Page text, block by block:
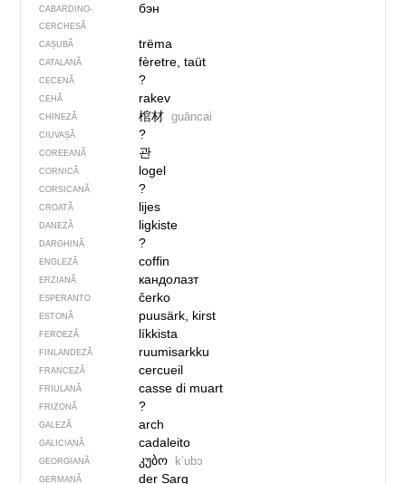
CABARDINO-
CERCHESĂ
бэн
CAȘUBĂ trëma
CATALANĂ fèretre, taüt
CECENĂ ?
CEHĂ rakev
CHINEZĂ 棺材 guāncai
CIUVAȘĂ ?
COREEANĂ 관
CORNICĂ logel
CORSICANĂ ?
CROATĂ lijes
DANEZĂ ligkiste
DARGHINĂ ?
ENGLEZĂ coffin
ERZIANĂ кандолазт
ESPERANTO ĉerko
ESTONĂ puusärk, kirst
FEROEZĂ líkkista
FINLANDEZĂ ruumisarkku
FRANCEZĂ cercueil
FRIULANĂ casse di muart
FRIZONĂ ?
GALEZĂ arch
GALICIANĂ cadaleito
GEORGIANĂ კუბო kʼubɔ
GERMANĂ der Sarg